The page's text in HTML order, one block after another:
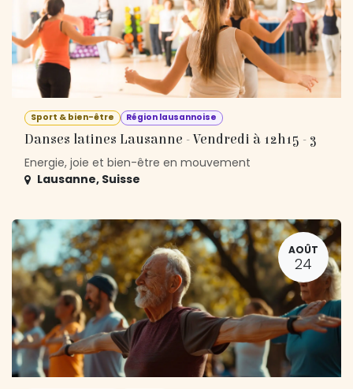
Sport & bien-être Région lausannoise
Danses latines Lausanne - Vendredi à 12h15 - 3
Energie, joie et bien-être en mouvement
Lausanne, Suisse
AOÛT
24